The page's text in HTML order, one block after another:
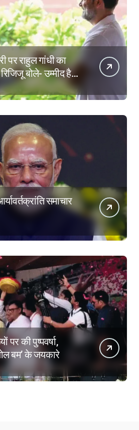
पर राहुल गांधी का
बोले- उम्मीद है
बिना शर्त करेंगे
समाचार
पर की पुष्पवर्षा,
बम’ के जयकारे